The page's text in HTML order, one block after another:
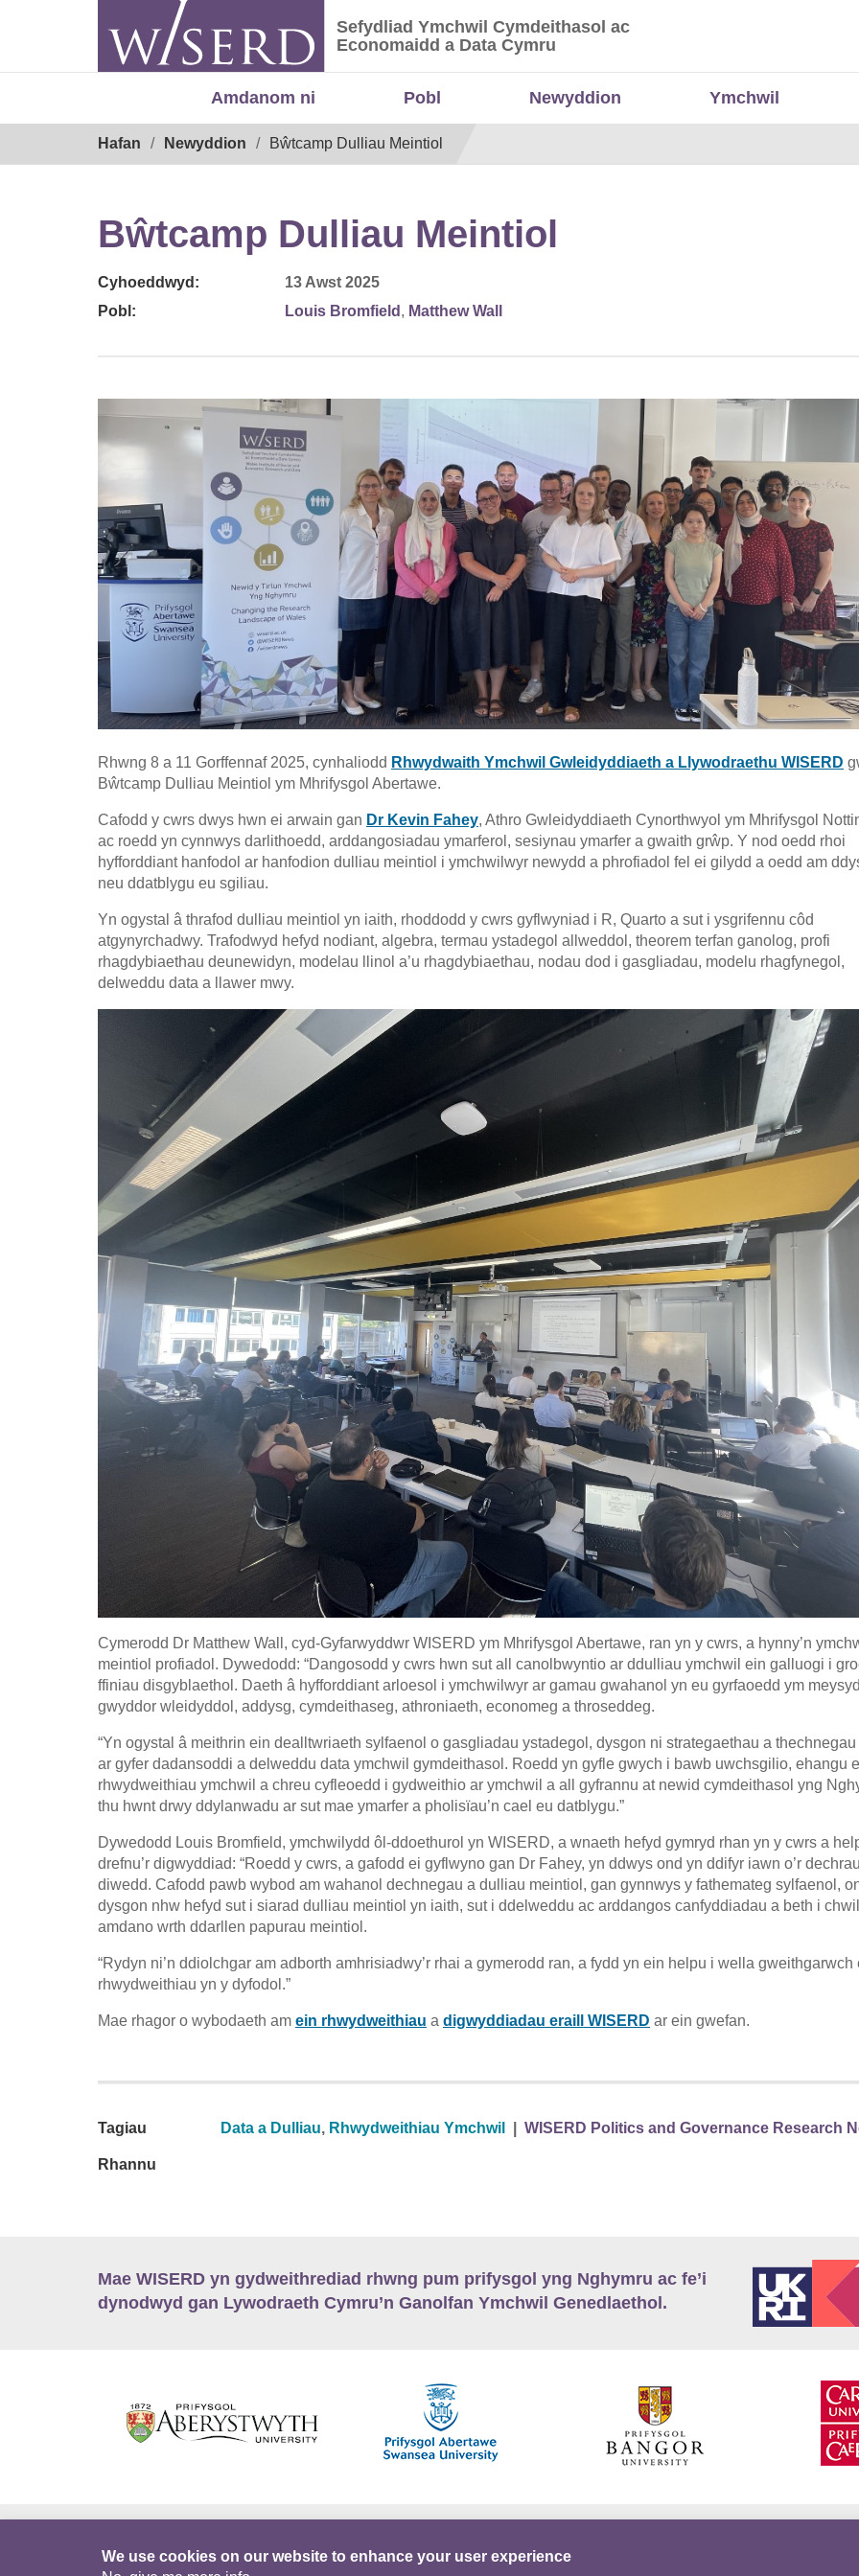
Sefydliad Ymchwil Cymdeithasol ac Economaidd a Data
Sefydliad Ymchwil Cymdeithasol ac
Economaidd a Data Cymru
Amdanom ni Pobl Newyddion Ymchwil
Hafan Newyddion Bŵtcamp Dulliau Meintiol
Bŵtcamp Dulliau Meintiol
Cyhoeddwyd:
13 Awst 2025
Pobl:
Louis Bromfield , Matthew Wall
Rhwng 8 a 11 Gorffennaf 2025, cynhaliodd Rhwydwaith Ymchwil Gwleidyddiaeth a Llywodraethu WISERD
Bŵtcamp Dulliau Meintiol ym Mhrifysgol Abertawe.
Cafodd y cwrs dwys hwn ei arwain gan Dr Kevin Fahey, Athro Gwleidyddiaeth Cynorthwyol ym Mhrifysgol
ac roedd yn cynnwys darlithoedd, arddangosiadau ymarferol, sesiynau ymarfer a gwaith grŵp. Y nod oedd rhoi
hyfforddiant hanfodol ar hanfodion dulliau meintiol i ymchwilwyr newydd a phrofiadol fel ei gilydd a oedd am
neu ddatblygu eu sgiliau.
Yn ogystal â thrafod dulliau meintiol yn iaith, rhoddodd y cwrs gyflwyniad i R, Quarto a sut i ysgrifennu côd
atgynyrchadwy. Trafodwyd hefyd nodiant, algebra, termau ystadegol allweddol, theorem terfan ganolog, profi
rhagdybiaethau deunewidyn, modelau llinol a’u rhagdybiaethau, nodau dod i gasgliadau, modelu rhagfynegol,
delweddu data a llawer mwy.
Cymerodd Dr Matthew Wall, cyd-Gyfarwyddwr WISERD ym Mhrifysgol Abertawe, ran yn y cwrs, a hynny’n
meintiol profiadol. Dywedodd: “Dangosodd y cwrs hwn sut all canolbwyntio ar ddulliau ymchwil ein galluogi i
ffiniau disgyblaethol. Daeth â hyfforddiant arloesol i ymchwilwyr ar gamau gwahanol yn eu gyrfaoedd ym
gwyddor wleidyddol, addysg, cymdeithaseg, athroniaeth, economeg a throseddeg.
“Yn ogystal â meithrin ein dealltwriaeth sylfaenol o gasgliadau ystadegol, dysgon ni strategaethau a
ar gyfer dadansoddi a delweddu data ymchwil gymdeithasol. Roedd yn gyfle gwych i bawb uwchsgilio, ehangu
rhwydweithiau ymchwil a chreu cyfleoedd i gydweithio ar ymchwil a all gyfrannu at newid cymdeithasol yng
thu hwnt drwy ddylanwadu ar sut mae ymarfer a pholisïau’n cael eu datblygu.”
Dywedodd Louis Bromfield, ymchwilydd ôl-ddoethurol yn WISERD, a wnaeth hefyd gymryd rhan yn y cwrs a
drefnu’r digwyddiad: “Roedd y cwrs, a gafodd ei gyflwyno gan Dr Fahey, yn ddwys ond yn ddifyr iawn o’r
diwedd. Cafodd pawb wybod am wahanol dechnegau a dulliau meintiol, gan gynnwys y fathemateg sylfaenol,
dysgon nhw hefyd sut i siarad dulliau meintiol yn iaith, sut i ddelweddu ac arddangos canfyddiadau a beth i
amdano wrth ddarllen papurau meintiol.
“Rydyn ni’n ddiolchgar am adborth amhrisiadwy’r rhai a gymerodd ran, a fydd yn ein helpu i wella gweithgarwch
rhwydweithiau yn y dyfodol.”
Mae rhagor o wybodaeth am ein rhwydweithiau a digwyddiadau eraill WISERD ar ein gwefan.
Tagiau Data a Dulliau, Rhwydweithiau Ymchwil WISERD Politics and Governance Research
Rhannu
Mae WISERD yn gydweithrediad rhwng pum prifysgol yng Nghymru ac fe’i
dynodwyd gan Lywodraeth Cymru’n Ganolfan Ymchwil Genedlaethol.
We use cookies on our website to enhance your user experience